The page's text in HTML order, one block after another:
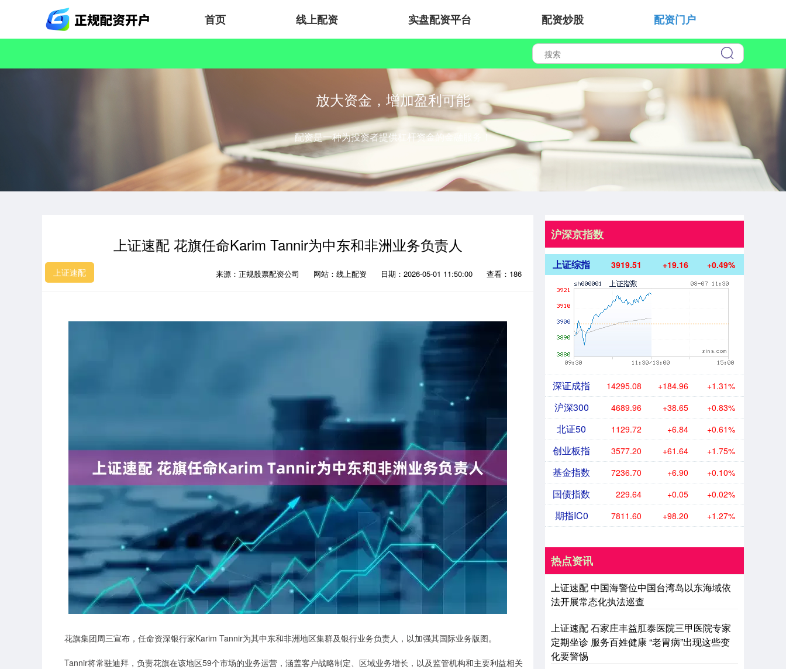
首页 线上配资 实盘配资平台 配资炒股 配资门户
放大资金，增加盈利可能
配资是一种为投资者提供杠杆资金的金融服务！
上证速配 花旗任命Karim Tannir为中东和非洲业务负责人
上证速配 来源：正规股票配资公司 网站：线上配资 日期：2026-05-01 11:50:00 查看：186
花旗集团周三宣布，任命资深银行家Karim Tannir为其中东和非洲地区集群及银行业务负责人，以加强其国际业务版图。
Tannir将常驻迪拜，负责花旗在该地区59个市场的业务运营，涵盖客户战略制定、区域业务增长，以及监管机构和主要利益相关
沪深京指数
上证综指 3919.51 +19.16 +0.49%
深证成指 14295.08 +184.96 +1.31%
沪深300 4689.96 +38.65 +0.83%
北证50 1129.72 +6.84 +0.61%
创业板指 3577.20 +61.64 +1.75%
基金指数 7236.70 +6.90 +0.10%
国债指数 229.64 +0.05 +0.02%
期指IC0 7811.60 +98.20 +1.27%
热点资讯
上证速配 中国海警位中国台湾岛以东海域依
法开展常态化执法巡查
上证速配 石家庄丰益肛泰医院三甲医院专家
定期坐诊 服务百姓健康 “老胃病”出现这些变
化要警惕